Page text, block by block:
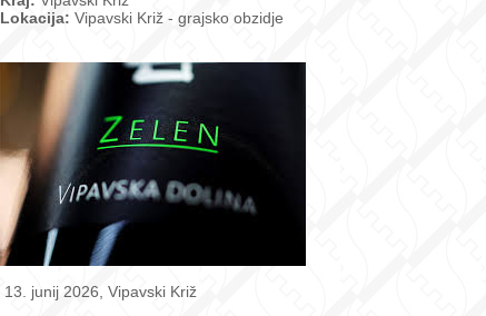
Lokacija: Vipavski Križ - grajsko obzidje
13. junij 2026, Vipavski Križ